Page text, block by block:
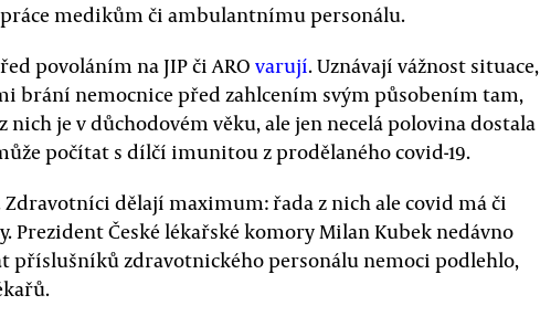
medikům či ambulantnímu personálu.
povoláním na JIP či ARO varují. Uznávají vážnost situace,
brání nemocnice před zahlcením svým působením tam,
nich je v důchodovém věku, ale jen necelá polovina dostala
počítat s dílčí imunitou z prodělaného covid-19.
Zdravotníci dělají maximum: řada z nich ale covid má či
Prezident České lékařské komory Milan Kubek nedávno
příslušníků zdravotnického personálu nemoci podlehlo,